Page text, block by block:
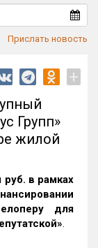
Прислать новость
+
Групп»
жилой
в рамках
для
.